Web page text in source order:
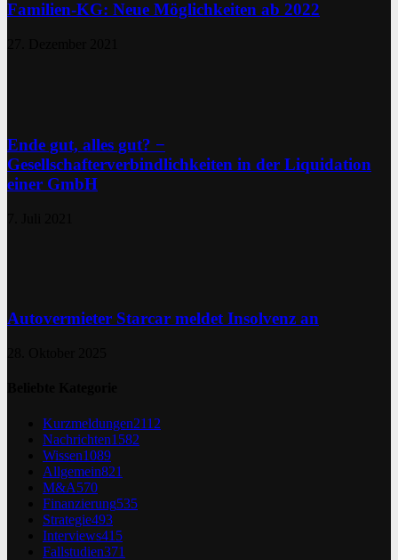
Familien-KG: Neue Möglichkeiten ab 2022
Ende gut, alles gut? −
Gesellschafterverbindlichkeiten in der Liquidation
einer GmbH
Autovermieter Starcar meldet Insolvenz an
Kurzmeldungen2112
Nachrichten1582
Wissen1089
Allgemein821
M&A570
Finanzierung535
Strategie493
Interviews415
Fallstudien371